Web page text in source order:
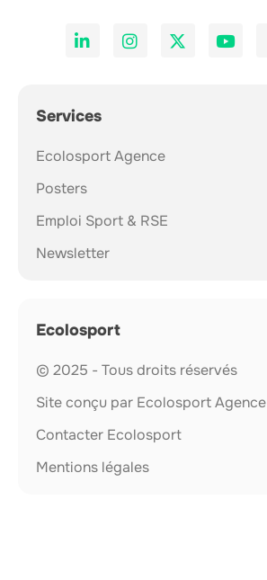
Services
Ecolosport Agence
Posters
Emploi Sport & RSE
Newsletter
Ecolosport
© 2025 - Tous droits réservés
Site conçu par Ecolosport Agence
Contacter Ecolosport
Mentions légales